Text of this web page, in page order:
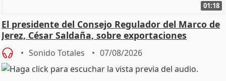
01:18
El presidente del Consejo Regulador del Marco de
Jerez, César Saldaña, sobre exportaciones
Sonido Totales 07/08/2026